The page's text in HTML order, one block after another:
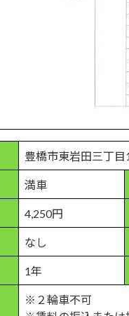
豊橋市東岩田三丁目
満車
4,250円
なし
1年
※２輪車不可